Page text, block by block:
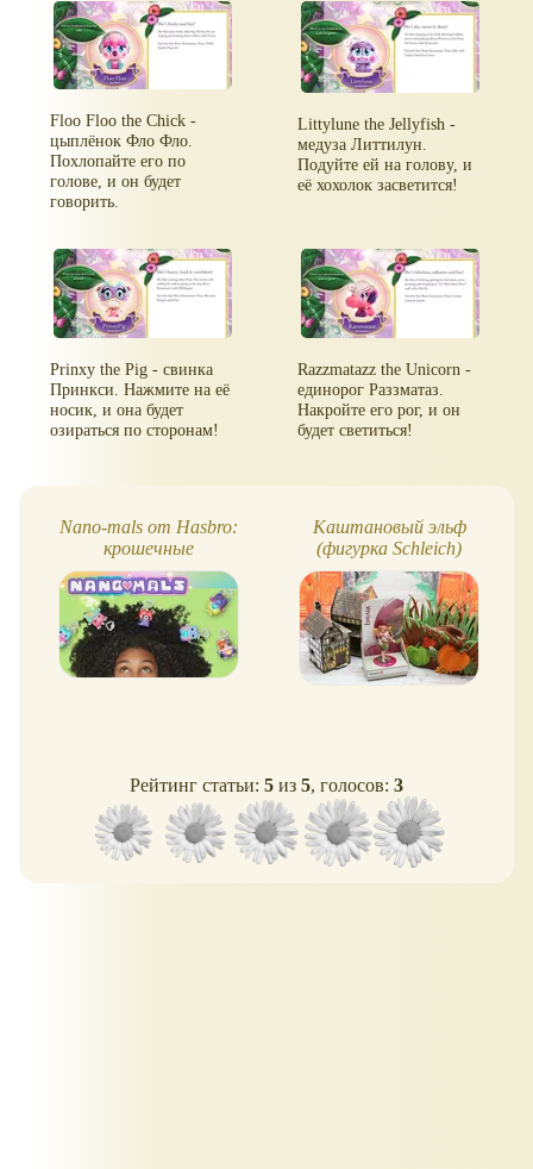
Floo Floo the Chick -
цыплёнок Фло Фло.
Похлопайте его по
голове, и он будет
говорить.
Littylune the Jellyfish -
медуза Литтилун.
Подуйте ей на голову, и
её хохолок засветится!
Prinxy the Pig - свинка
Принкси. Нажмите на её
носик, и она будет
озираться по сторонам!
Razzmatazz the Unicorn -
единорог Раззматаз.
Накройте его рог, и он
будет светиться!
Nano-mals от Hasbro:
крошечные
интерактивные друзья-
фиджеты
Каштановый эльф
(фигурка Schleich)
Рейтинг статьи: 5 из 5, голосов: 3